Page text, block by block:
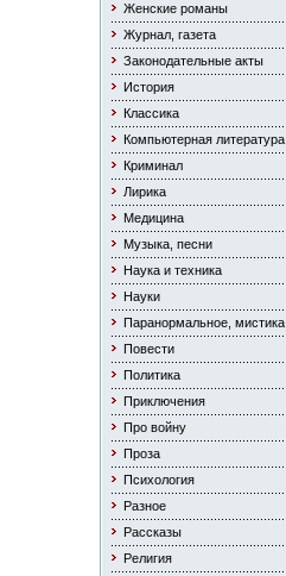
Женские романы
Журнал, газета
Законодательные акты
История
Классика
Компьютерная литература
Криминал
Лирика
Медицина
Музыка, песни
Наука и техника
Науки
Паранормальное, мистика
Повести
Политика
Приключения
Про войну
Проза
Психология
Разное
Рассказы
Религия